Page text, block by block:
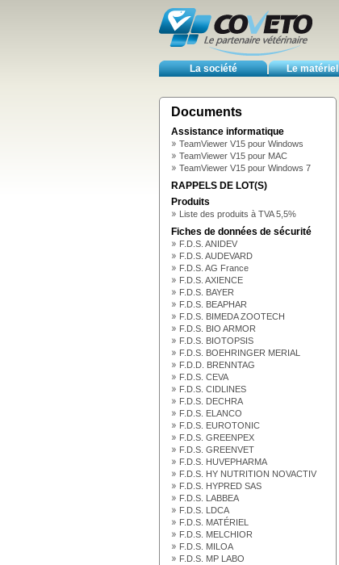
La société Le matériel
Documents
Assistance informatique
TeamViewer V15 pour Windows
TeamViewer V15 pour MAC
TeamViewer V15 pour Windows 7
RAPPELS DE LOT(S)
Produits
Liste des produits à TVA 5,5%
Fiches de données de sécurité
F.D.S. ANIDEV
F.D.S. AUDEVARD
F.D.S. AG France
F.D.S. AXIENCE
F.D.S. BAYER
F.D.S. BEAPHAR
F.D.S. BIMEDA ZOOTECH
F.D.S. BIO ARMOR
F.D.S. BIOTOPSIS
F.D.S. BOEHRINGER MERIAL
F.D.D. BRENNTAG
F.D.S. CEVA
F.D.S. CIDLINES
F.D.S. DECHRA
F.D.S. ELANCO
F.D.S. EUROTONIC
F.D.S. GREENPEX
F.D.S. GREENVET
F.D.S. HUVEPHARMA
F.D.S. HY NUTRITION NOVACTIV
F.D.S. HYPRED SAS
F.D.S. LABBEA
F.D.S. LDCA
F.D.S. MATÉRIEL
F.D.S. MELCHIOR
F.D.S. MILOA
F.D.S. MP LABO